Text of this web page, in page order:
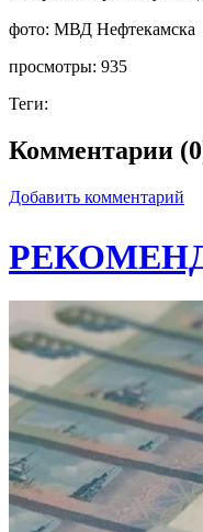
фото: МВД Нефтекамска
просмотры: 935
Теги:
Комментарии
Добавить комментарий